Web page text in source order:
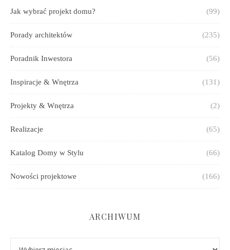
Jak wybrać projekt domu? (99)
Porady architektów (235)
Poradnik Inwestora (56)
Inspiracje & Wnętrza (131)
Projekty & Wnętrza (2)
Realizacje (65)
Katalog Domy w Stylu (66)
Nowości projektowe (166)
ARCHIWUM